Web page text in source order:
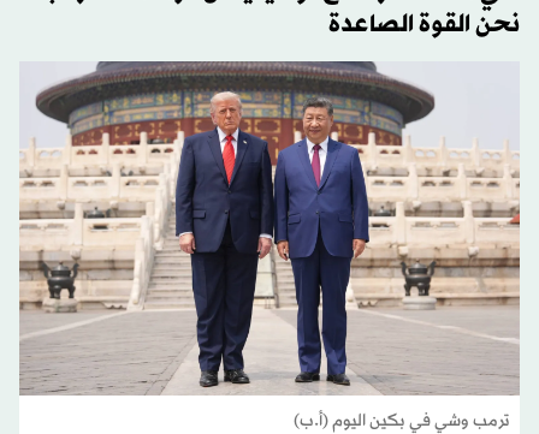
نحن القوة الصاعدة
ترمب وشي في بكين اليوم (أ.ب)